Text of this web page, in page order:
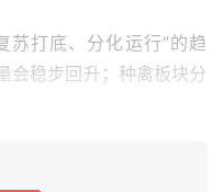
苏打底、分化运行”的趋
会稳步回升；种禽板块分